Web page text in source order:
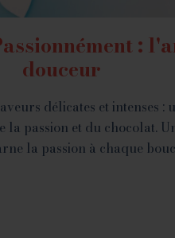
:
douceur
délicates et intenses :
passion et du chocolat.
la passion à chaque